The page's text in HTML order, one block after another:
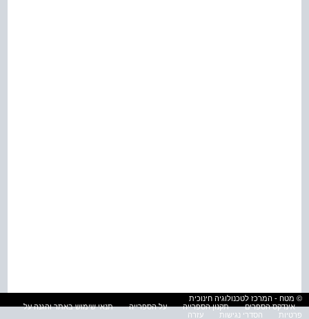
© מטח - המרכז לטכנולוגיה חינוכית
אינדקס הספרים
תקנון הספרייה על הספרייה
תנאי שימוש באתר והגנה על
פרטיות
הסדרי נגישות עזרה